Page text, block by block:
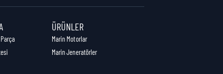
ÜRÜNLER
Marin Motorlar
Marin Jeneratörler